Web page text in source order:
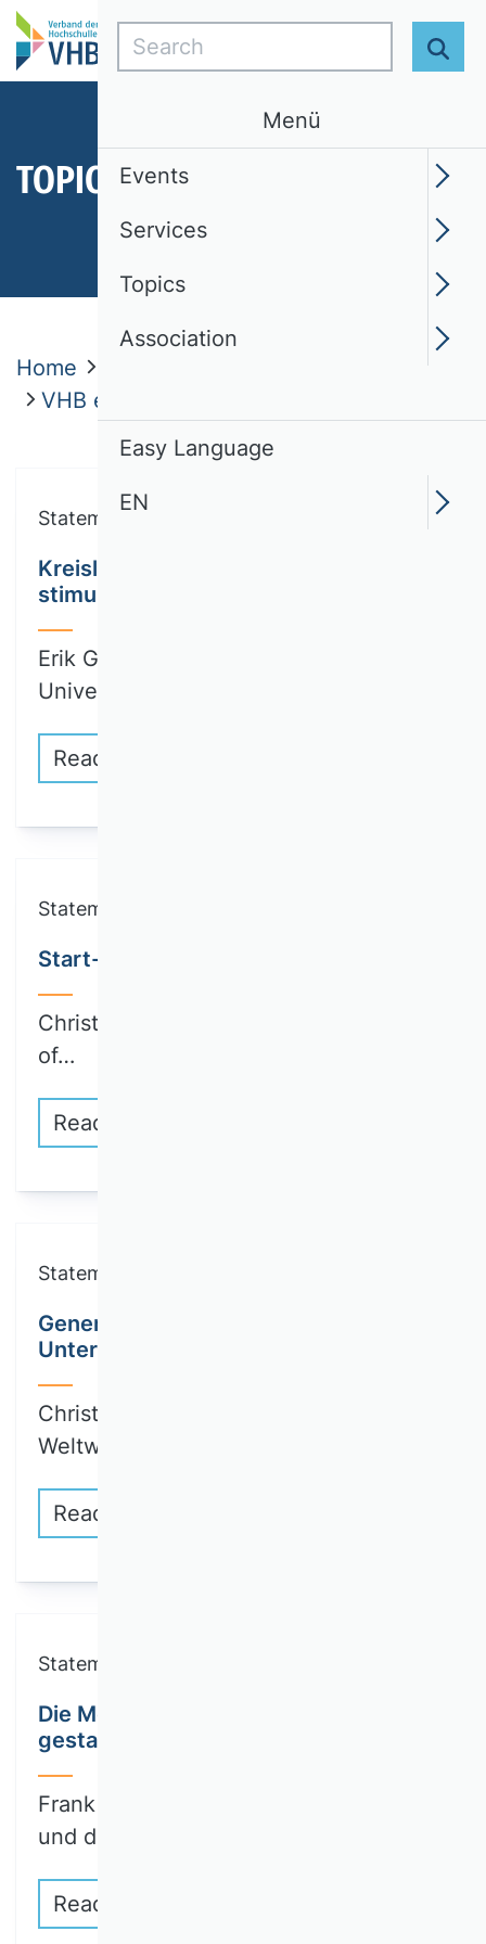
TOPICS
Home
VHB expert Statements
Statements
Kreislaufwirtschaft: Regulierung
stimuliert Transformation
Erik G. Hansen, Johannes Kepler
Universität Linz,…
Read more
Statements
Start-ups in der Mehrfachkrise
Christopher Sabel (Rotterdam School
of…
Read more
Statements
Generative AI: Die Zukunft von
Unternehmen und Wettbewerb?
Christian Janiesch (TU Dortmund):
Weltweit…
Read more
Statements
Die Mobilitätswende muss aktiv
gestaltet werden
Frank Meisel (CAU zu Kiel): Die Klima-
und die…
Read more
Search
Menü
Events
Services
Topics
Association
Easy Language
EN